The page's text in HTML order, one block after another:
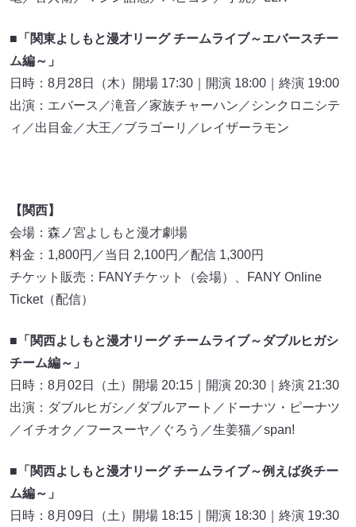
■「関東よしもと漫才リーグ チームライブ～エバースチー
ム編～」
日時：8月28日（木）開場 17:30｜開演 18:00｜終演 19:00
出演：エバース／滝音／家族チャーハン／シンクロニシテ
ィ／出目金／大王／ブラゴーリ／レイザーラモン
【関西】
会場：森ノ宮よしもと漫才劇場
料金：1,800円／当日 2,100円／配信 1,300円
チケット販売：FANYチケット（会場）、FANY Online
Ticket（配信）
■「関西よしもと漫才リーグ チームライブ～ダブルヒガシ
チーム編～」
日時：8月02日（土）開場 20:15｜開演 20:30｜終演 21:30
出演：ダブルヒガシ／ダブルアート／ドーナツ・ピーナツ
／イチオク／フースーヤ／ぐろう／生姜猫／span!
■「関西よしもと漫才リーグ チームライブ～例えば炎チー
ム編～」
日時：8月09日（土）開場 18:15｜開演 18:30｜終演 19:30